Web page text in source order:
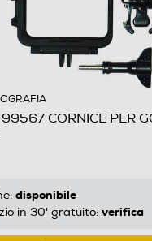
CORNICE PER
disponibile
in 30' gratuito: verifica